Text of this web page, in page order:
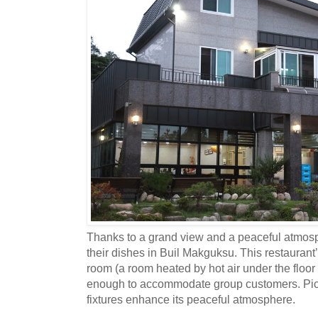
Thanks to a grand view and a peaceful
their dishes in Buil Makguksu. This
room (a room heated by hot air under the
enough to accommodate group customers.
fixtures enhance its peaceful atmosphere.